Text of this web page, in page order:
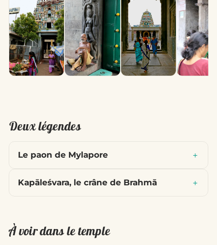
Deux légendes
Le paon de Mylapore
Kapāleśvara, le crâne de Brahmā
À voir dans le temple